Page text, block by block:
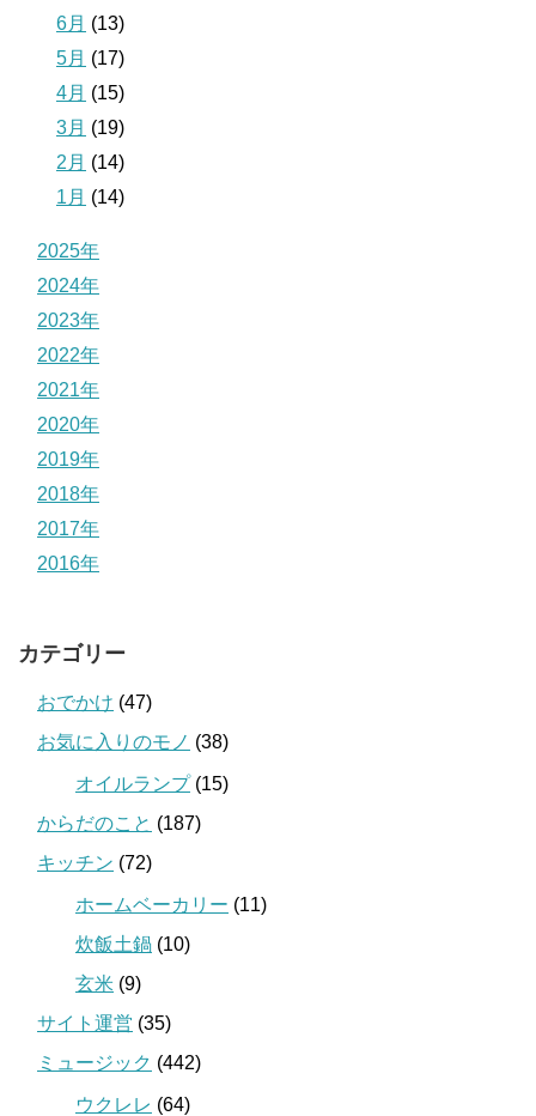
6月 (13)
5月 (17)
4月 (15)
3月 (19)
2月 (14)
1月 (14)
2025年
2024年
2023年
2022年
2021年
2020年
2019年
2018年
2017年
2016年
カテゴリー
おでかけ (47)
お気に入りのモノ (38)
オイルランプ(15)
からだのこと (187)
キッチン (72)
ホームベーカリー (11)
炊飯土鍋 (10)
玄米 (9)
サイト運営 (35)
ミュージック (442)
ウクレレ (64)